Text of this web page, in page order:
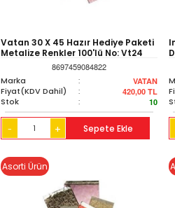
Vatan 30 X 45 Hazır Hediye Paketi
Metalize Renkler 100'lü No: Vt24
8697459084822
Marka
: VATAN
Fiyat(KDV Dahil) : 420,00 TL
Stok : 10
- + Sepete Ekle
Asorti Ürün